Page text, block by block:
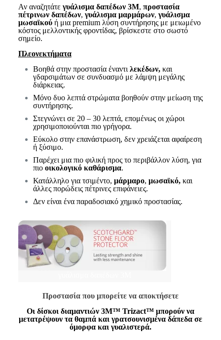
Αν αναζητάτε γυάλισμα δαπέδων 3M, προστασία
πέτρινων δαπέδων, γυάλισμα μαρμάρων, γυάλισμα
μωσαϊκούή μια premium λύση συντήρησης με μειωμένο
κόστος μελλοντικής φροντίδας, βρίσκεστε στο σωστό
σημείο.
Πλεονεκτήματα
Βοηθά στην προστασία έναντι λεκέδων,και
γδαρσιμάτων σε συνδυασμό με λάμψη μεγάλης
διάρκειας.
Μόνο δυο λεπτά στρώματα βοηθούν στην μείωση της
συντήρησης.
Στεγνώνει σε 20 – 30 λεπτά, επομένως οι χώροι
χρησιμοποιούνται πιο γρήγορα.
Εύκολο στην επανάστρωση, δεν χρειάζεται αφαίρεση
ή ξύσιμο.
Παρέχει μια πιο φιλική προς το περιβάλλον λύση, για
πιο οικολογικό καθάρισμα.
Κατάλληλο για τσιμέντο, μάρμαρο, μωσαϊκό,και
άλλες πορώδεις πέτρινες επιφάνειες.
Δεν είναι ένα παραδοσιακό χημικό προστασίας.
Προστασία που μπορείτε να αποκτήσετε
Οι δίσκοι διαμαντιών 3M™ Trizact™ μπορούν να
μετατρέψουν τα θαμπά και γρατσουνισμένα δάπεδα σε
όμορφα και γυαλιστερά.